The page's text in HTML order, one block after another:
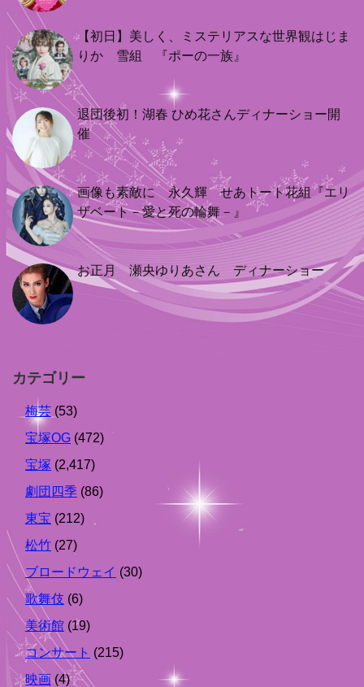
【初日】美しく、ミステリアスな世界観はじま
りか 雪組 『ポーの一族』
退団後初！湖春 ひめ花さんディナーショー開
催
画像も素敵に 永久輝 せあトート花組『エリ
ザベート－愛と死の輪舞－』
お正月 瀬央ゆりあさん ディナーショー
カテゴリー
梅芸 (53)
宝塚OG (472)
宝塚 (2,417)
劇団四季 (86)
東宝 (212)
松竹 (27)
ブロードウェイ (30)
歌舞伎 (6)
美術館 (19)
コンサート (215)
映画(4)